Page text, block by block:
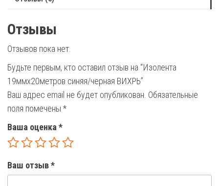
Отзывы
Отзывов пока нет.
Будьте первым, кто оставил отзыв на “Изолента
19ммх20метров синяя/черная ВИХРЬ”
Ваш адрес email не будет опубликован. Обязательные
поля помечены *
Ваша оценка *
Ваш отзыв*